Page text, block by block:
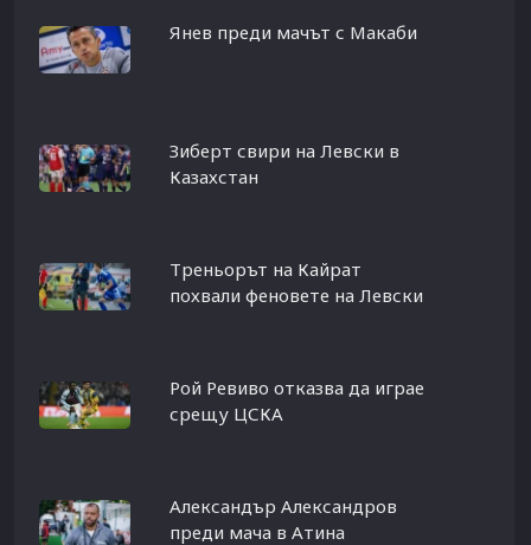
Янев преди мачът с Макаби
Зиберт свири на Левски в
Казахстан
Треньорът на Кайрат
похвали феновете на Левски
Рой Ревиво отказва да играе
срещу ЦСКА
Александър Александров
преди мача в Атина